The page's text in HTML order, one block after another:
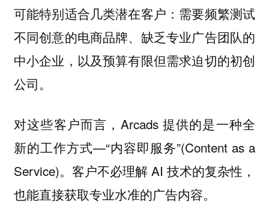
可能特别适合几类潜在客户：需要频繁测试
不同创意的电商品牌、缺乏专业广告团队的
中小企业，以及预算有限但需求迫切的初创
公司。
对这些客户而言，Arcads 提供的是一种全
新的工作方式—“内容即服务”(Content as a
Service)。客户不必理解 AI 技术的复杂性，
也能直接获取专业水准的广告内容。